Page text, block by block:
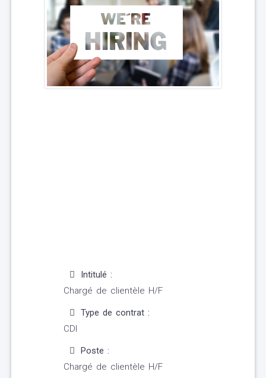
Intitulé :
Chargé de clientèle H/F
Type de contrat :
CDI
Poste :
Chargé de clientèle H/F